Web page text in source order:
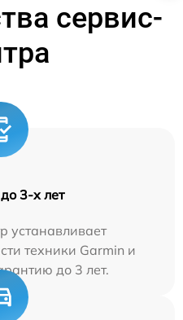
сервис-
3-х лет
устанавливает
техники Garmin и
до 3 лет.